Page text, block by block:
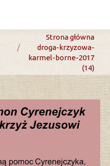
You are here:Strona główna
droga-krzyzowa-
karmel-borne-2017
(14)